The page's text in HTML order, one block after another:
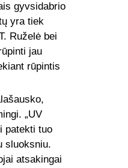
gyvsidabrio
yra tiek
Ruželė bei
jau
rūpintis
„UV
patekti tuo
sluoksniu.
atsakingai